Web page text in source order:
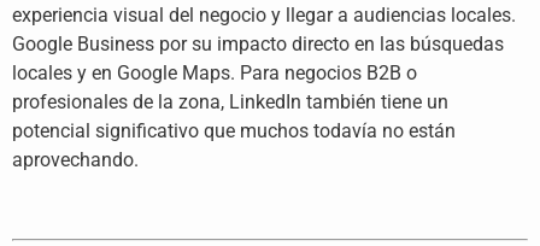
experiencia visual del negocio y llegar a audiencias locales.
Google Business por su impacto directo en las búsquedas
locales y en Google Maps. Para negocios B2B o
profesionales de la zona, LinkedIn también tiene un
potencial significativo que muchos todavía no están
aprovechando.